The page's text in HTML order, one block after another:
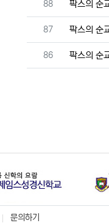
번호
88 팍스의 순
번호
87 팍스의 순
번호
86 팍스의 순
문의하기